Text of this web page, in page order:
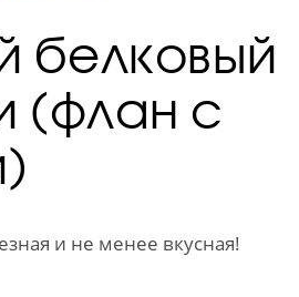
белковый
(флан с
и не менее вкусная!